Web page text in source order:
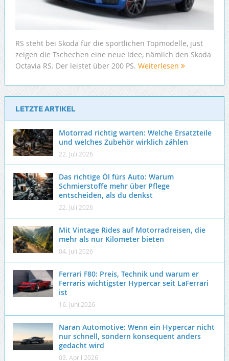
RS steht bei Skoda für die sportlichen Topmodelle, just
zeigen die Tschechen eine neue Idee, nämlich den Skoda
Octavia RS. Der leistet über 200 PS. Weiterlesen
LETZTE ARTIKEL
Motorrad richtig warten: Welche Ersatzteile
und welches Zubehör wirklich zählen
22. Juli 2026
Das richtige Öl fürs Auto: Warum
Schmierstoffe mehr über Pflege
entscheiden, als du denkst
22. Juli 2026
Mit Vintage Rides auf Motorradreisen, die
mehr als nur Kilometer bieten
04. Juli 2026
Ferrari F80: Preis, Technik und warum er
Ferraris wichtigster Hypercar seit LaFerrari
ist
16. Juni 2026
Naran Automotive: Wenn ein Hypercar nicht
nur schnell, sondern konsequent anders
gedacht wird
03. April 2026